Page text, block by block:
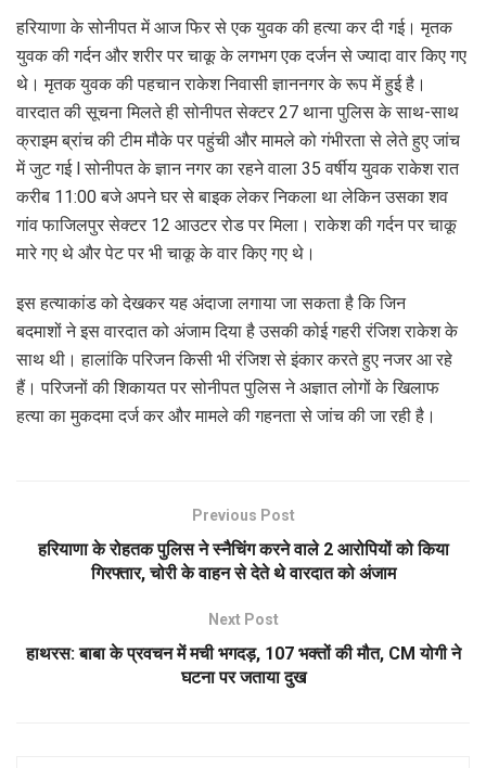
हरियाणा के सोनीपत में आज फिर से एक युवक की हत्या कर दी गई। मृतक
युवक की गर्दन और शरीर पर चाकू के लगभग एक दर्जन से ज्यादा वार किए गए
थे। मृतक युवक की पहचान राकेश निवासी ज्ञाननगर के रूप में हुई है।
वारदात की सूचना मिलते ही सोनीपत सेक्टर 27 थाना पुलिस के साथ-साथ
क्राइम ब्रांच की टीम मौके पर पहुंची और मामले को गंभीरता से लेते हुए जांच
में जुट गई l सोनीपत के ज्ञान नगर का रहने वाला 35 वर्षीय युवक राकेश रात
करीब 11:00 बजे अपने घर से बाइक लेकर निकला था लेकिन उसका शव
गांव फाजिलपुर सेक्टर 12 आउटर रोड पर मिला। राकेश की गर्दन पर चाकू
मारे गए थे और पेट पर भी चाकू के वार किए गए थे।
इस हत्याकांड को देखकर यह अंदाजा लगाया जा सकता है कि जिन
बदमाशों ने इस वारदात को अंजाम दिया है उसकी कोई गहरी रंजिश राकेश के
साथ थी। हालांकि परिजन किसी भी रंजिश से इंकार करते हुए नजर आ रहे
हैं। परिजनों की शिकायत पर सोनीपत पुलिस ने अज्ञात लोगों के खिलाफ
हत्या का मुकदमा दर्ज कर और मामले की गहनता से जांच की जा रही है।
Previous Post
हरियाणा के रोहतक पुलिस ने स्नैचिंग करने वाले 2 आरोपियों को किया
गिरफ्तार, चोरी के वाहन से देते थे वारदात को अंजाम
Next Post
हाथरस: बाबा के प्रवचन में मची भगदड़, 107 भक्तों की मौत, CM योगी ने
घटना पर जताया दुख